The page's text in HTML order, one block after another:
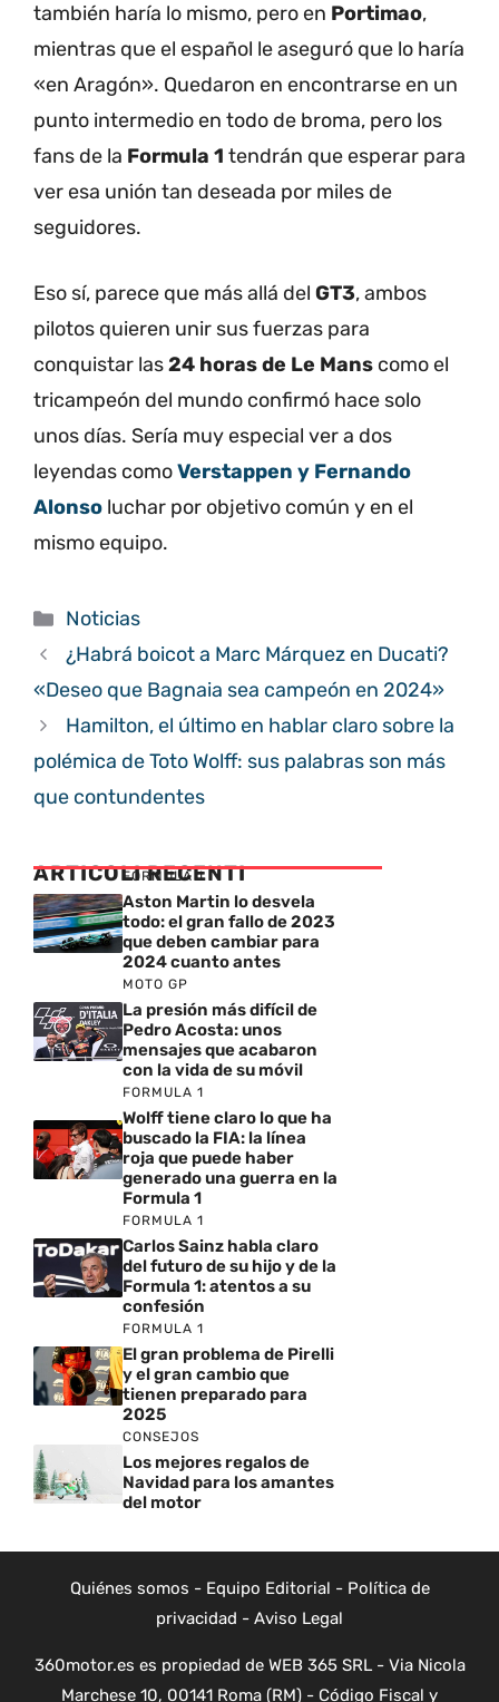
también haría lo mismo, pero en Portimao,
mientras que el español le aseguró que lo haría
«en Aragón». Quedaron en encontrarse en un
punto intermedio en todo de broma, pero los
fans de la Formula 1 tendrán que esperar para
ver esa unión tan deseada por miles de
seguidores.
Eso sí, parece que más allá del GT3, ambos
pilotos quieren unir sus fuerzas para
conquistar las24 horas de Le Mans como el
tricampeón del mundo confirmó hace solo
unos días. Sería muy especial ver a dos
leyendas comoVerstappen y Fernando
Alonso luchar por objetivo común y en el
mismo equipo.
Categorías
Noticias
¿Habrá boicot a Marc Márquez en Ducati?
«Deseo que Bagnaia sea campeón en 2024»
Hamilton, el último en hablar claro sobre la
polémica de Toto Wolff: sus palabras son más
que contundentes
ARTICOLI RECENTI
FORMULA 1
Aston Martin lo desvela
todo: el gran fallo de 2023
que deben cambiar para
2024 cuanto antes
MOTO GP
La presión más difícil de
Pedro Acosta: unos
mensajes que acabaron
con la vida de su móvil
FORMULA 1
Wolff tiene claro lo que ha
buscado la FIA: la línea
roja que puede haber
generado una guerra en la
Formula 1
FORMULA 1
Carlos Sainz habla claro
del futuro de su hijo y de la
Formula 1: atentos a su
confesión
FORMULA 1
El gran problema de Pirelli
y el gran cambio que
tienen preparado para
2025
CONSEJOS
Los mejores regalos de
Navidad para los amantes
del motor
Quiénes somos - Equipo Editorial - Política de
privacidad - Aviso Legal
360motor.es es propiedad de WEB 365 SRL - Via Nicola
Marchese 10, 00141 Roma (RM) - Código Fiscal y